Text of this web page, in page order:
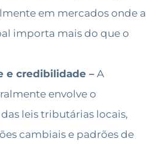
em mercados onde a
importa mais do que o
e credibilidade – A
envolve o
leis tributárias locais,
cambiais e padrões de